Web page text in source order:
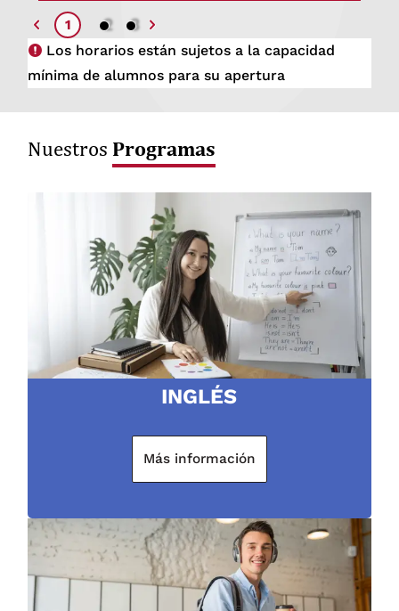
1 2 3
Los horarios están sujetos a la capacidad
mínima de alumnos para su apertura
Nuestros Programas
INGLÉS
Más información